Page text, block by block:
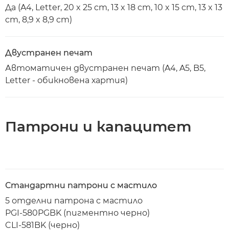
Да (A4, Letter, 20 x 25 cm, 13 x 18 cm, 10 x 15 cm, 13 x 13
cm, 8,9 x 8,9 cm)
Двустранен печат
Автоматичен двустранен печат (A4, A5, B5,
Letter - обикновена хартия)
Патрони и капацитет
Стандартни патрони с мастило
5 отделни патрона с мастило
PGI-580PGBK (пигментно черно)
CLI-581BK (черно)